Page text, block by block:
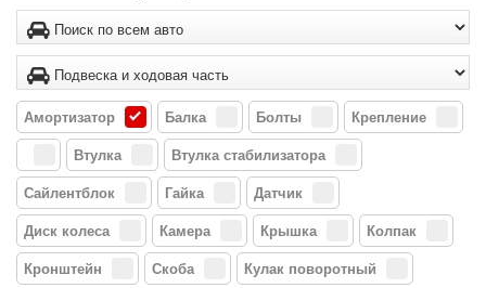
Амортизатор Балка Болты
Крепление
Втулка
Втулка стабилизатора
Сайлентблок
Гайка
Датчик
Диск колеса
Камера Крышка
Колпак
Кронштейн
Скоба
Кулак поворотный